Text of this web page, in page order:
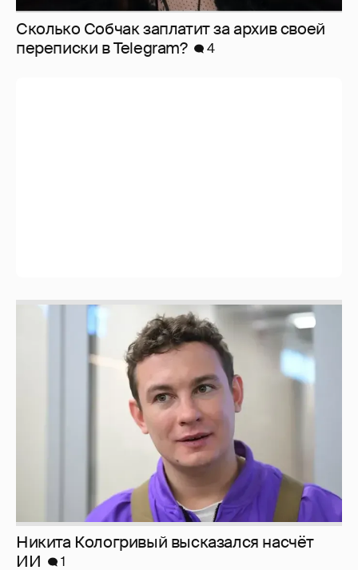
Сколько Собчак заплатит за архив своей
перeписки в Telegram?
4
Никита Кологривый высказался насчёт